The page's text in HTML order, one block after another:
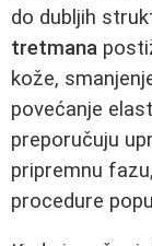
do dubljih
tretmana
kože,
povećanje
preporučuju
pripremnu
procedure